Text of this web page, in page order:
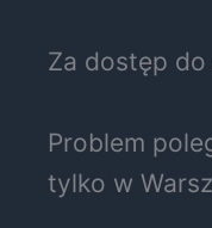
Za dostęp do
Problem
tylko w